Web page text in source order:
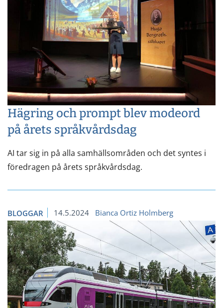
Hägring och prompt blev modeord
på årets språkvårdsdag
AI tar sig in på alla samhällsområden och det syntes i
föredragen på årets språkvårdsdag.
BLOGGAR 14.5.2024 Bianca Ortiz Holmberg